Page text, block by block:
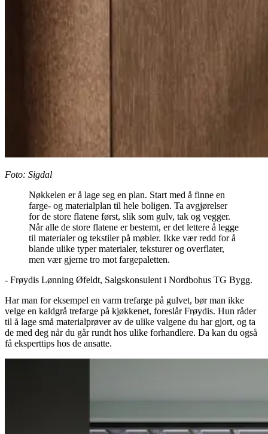
Foto: Sigdal
Nøkkelen er å lage seg en plan. Start med å finne en
farge- og materialplan til hele boligen. Ta avgjørelser
for de store flatene først, slik som gulv, tak og vegger.
Når alle de store flatene er bestemt, er det lettere å legge
til materialer og tekstiler på møbler. Ikke vær redd for å
blande ulike typer materialer, teksturer og overflater,
men vær gjerne tro mot fargepaletten.
- Frøydis Lønning Øfeldt, Salgskonsulent i Nordbohus TG Bygg.
Har man for eksempel en varm trefarge på gulvet, bør man ikke
velge en kaldgrå trefarge på kjøkkenet, foreslår Frøydis. Hun råder
til å lage små materialprøver av de ulike valgene du har gjort, og ta
de med deg når du går rundt hos ulike forhandlere. Da kan du også
få eksperttips hos de ansatte.